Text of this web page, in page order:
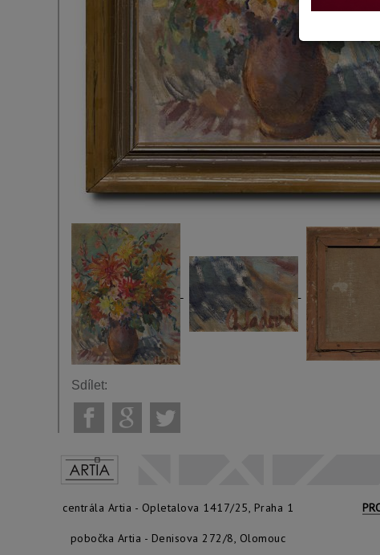
Sdílet:
centrála Artia - Opletalova 1417/25, Praha 1
pobočka Artia - Denisova 272/8, Olomouc